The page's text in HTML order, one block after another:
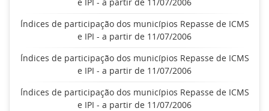
Índices de participação dos municípios Repasse de ICMS
e IPI - a partir de 11/07/2006
Índices de participação dos municípios Repasse de ICMS
e IPI - a partir de 11/07/2006
Índices de participação dos municípios Repasse de ICMS
e IPI - a partir de 11/07/2006